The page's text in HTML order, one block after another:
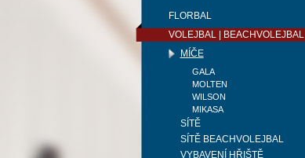
FLORBAL
VOLEJBAL | BEACHVOLEJBAL
MÍČE
GALA
MOLTEN
WILSON
MIKASA
SÍTĚ
SÍTĚ BEACHVOLEJBAL
VYBAVENÍ HŘIŠTĚ